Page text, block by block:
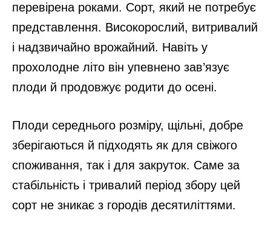
перевірена роками. Сорт, який не потребує
представлення. Високорослий, витривалий
і надзвичайно врожайний. Навіть у
прохолодне літо він упевнено зав’язує
плоди й продовжує родити до осені.
Плоди середнього розміру, щільні, добре
зберігаються й підходять як для свіжого
споживання, так і для закруток. Саме за
стабільність і тривалий період збору цей
сорт не зникає з городів десятиліттями.